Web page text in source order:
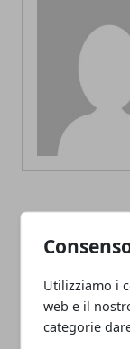
Utilizziamo i
web e il
categorie